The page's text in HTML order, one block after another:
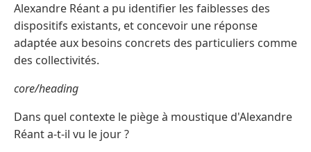
Alexandre Réant a pu identifier les faiblesses des
dispositifs existants, et concevoir une réponse
adaptée aux besoins concrets des particuliers comme
des collectivités.
core/heading
Dans quel contexte le piège à moustique d'Alexandre
Réant a-t-il vu le jour ?